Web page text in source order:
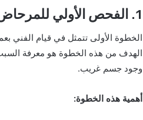
1. الفحص الأولي للمرحاض والأنابيب
الخطوة الأولى تتمثل في قيام الفني
الهدف من هذه الخطوة هو معرفة السبب
وجود جسم غريب.
أهمية هذه الخطوة: